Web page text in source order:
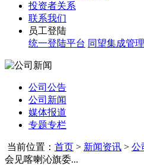
投资者关系
联系我们
员工登陆
统一登陆平台 同望集成管
公司公告
公司新闻
媒体报道
专题专栏
当前位置： 首页 > 新闻资讯 > 公
会见喀喇沁旗委...